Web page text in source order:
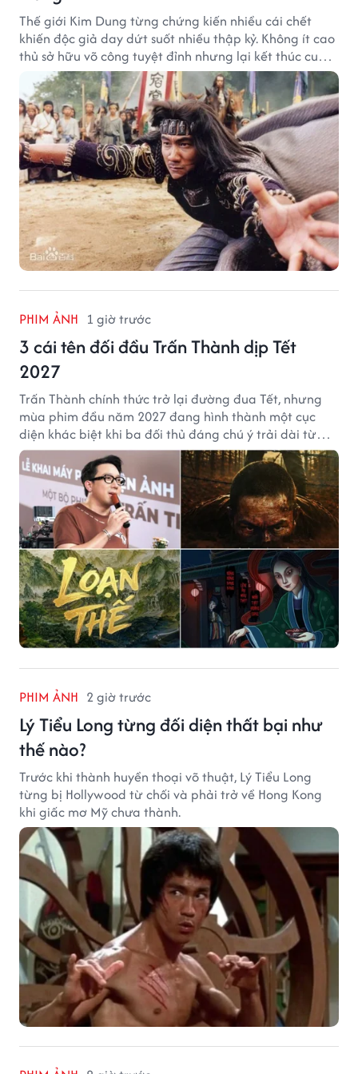
Thế giới Kim Dung từng chứng kiến nhiều cái chết
khiến độc giả day dứt suốt nhiều thập kỷ. Không ít cao
thủ sở hữu võ công tuyệt đỉnh nhưng lại kết thúc cuộc
đời trong hoàn cảnh đầy tiếc nuối.
PHIM ẢNH 1 giờ trước
3 cái tên đối đầu Trấn Thành dịp Tết
2027
Trấn Thành chính thức trở lại đường đua Tết, nhưng
mùa phim đầu năm 2027 đang hình thành một cục
diện khác biệt khi ba đối thủ đáng chú ý trải dài từ
chiến tranh, võ hiệp đến kinh dị cung đấu.
PHIM ẢNH 2 giờ trước
Lý Tiểu Long từng đối diện thất bại như
thế nào?
Trước khi thành huyền thoại võ thuật, Lý Tiểu Long
từng bị Hollywood từ chối và phải trở về Hong Kong
khi giấc mơ Mỹ chưa thành.